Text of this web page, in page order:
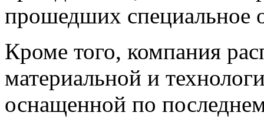
прошедших специальное
Кроме того, компания
материальной и
оснащенной по